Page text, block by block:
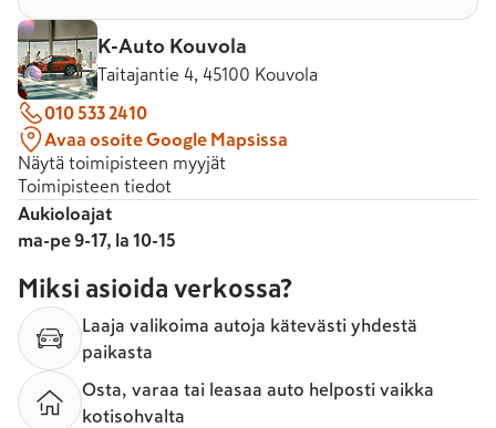
K-Auto Kouvola
Taitajantie 4, 45100 Kouvola
010 533 2410
Avaa osoite Google Mapsissa
Näytä toimipisteen myyjät
Toimipisteen tiedot
Aukioloajat
ma-pe 9-17, la 10-15
Miksi asioida verkossa?
Laaja valikoima autoja kätevästi yhdestä
paikasta
Osta, varaa tai leasaa auto helposti vaikka
kotisohvalta